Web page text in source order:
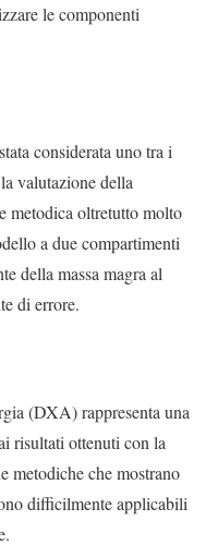
le componenti
considerata uno tra i
valutazione della
metodica oltretutto molto
a due compartimenti
della massa magra al
di errore.
(DXA) rappresenta una
risultati ottenuti con la
metodiche che mostrano
difficilmente applicabili